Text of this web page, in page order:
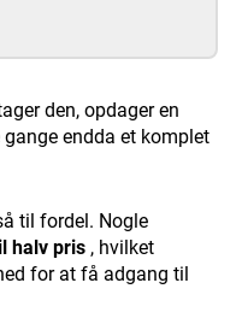
den, opdager en
endda et komplet
til fordel. Nogle
halv pris , hvilket
for at få adgang til